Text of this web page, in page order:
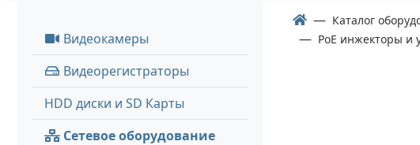
Видеокамеры
Видеорегистраторы
HDD диски и SD Карты
Сетевое оборудование
Каталог
PoE инжекторы и